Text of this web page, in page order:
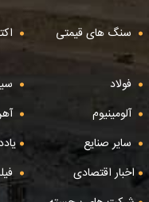
سنگ های قیمتی
فولاد
آلومینیوم
سایر صنایع
اخبار اقتصادی